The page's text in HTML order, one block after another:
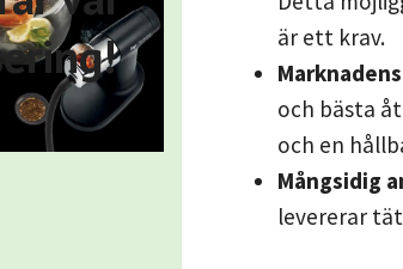
är ett krav.
och bästa
och en
Mångsidig
levererar